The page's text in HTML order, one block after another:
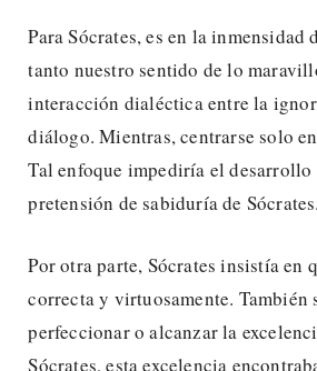
Para Sócrates, es en la
tanto nuestro sentido de lo
interacción dialéctica entre la
diálogo. Mientras, centrarse solo
Tal enfoque impediría el
pretensión de sabiduría de Sócrates.
Por otra parte, Sócrates insistía en
correcta y virtuosamente. También
perfeccionar o alcanzar la
Sócrates, esta excelencia